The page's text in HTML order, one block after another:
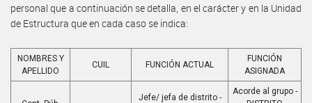
personal que a continuación se detalla, en el carácter y en la Unidad
de Estructura que en cada caso se indica:
NOMBRES Y
APELLIDO
CUIL FUNCIÓN ACTUAL
FUNCIÓN
ASIGNADA
Jefe/ jefa de distrito -
Acorde al grupo -